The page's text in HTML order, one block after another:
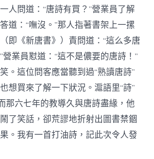
人問道：“唐詩有買？”營業員了解
道：“嘸沒。”那人指著書架上一摞
即《新唐書》）責問道：“這么多唐
業員懟道：“這不是儂要的唐詩！”
。這位問客應當聽到過“熟讀唐詩”
想買來了解一下狀況。滬語里“詩”
那六七年的教導久與唐詩盡緣，他
了笑話，卻荒謬地折射出圖書禁錮
。我有一首打油詩，記此次令人發